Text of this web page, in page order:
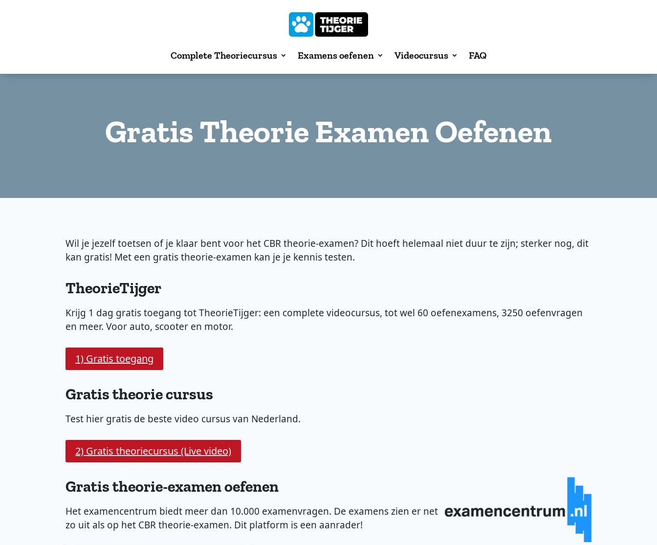
Complete Theoriecursus Examens oefenen Videocursus FAQ
Gratis Theorie Examen Oefenen
Wil je jezelf toetsen of je klaar bent voor het CBR theorie-examen? Dit hoeft helemaal niet duur te zijn; sterker nog, dit
kan gratis! Met een gratis theorie-examen kan je je kennis testen.
TheorieTijger
Krijg 1 dag gratis toegang tot TheorieTijger: een complete videocursus, tot wel 60 oefenexamens, 3250 oefenvragen
en meer. Voor auto, scooter en motor.
1) Gratis toegang
Gratis theorie cursus
Test hier gratis de beste video cursus van Nederland.
2) Gratis theoriecursus (Live video)
Gratis theorie-examen oefenen
Het examencentrum biedt meer dan 10.000 examenvragen. De examens zien er net
zo uit als op het CBR theorie-examen. Dit platform is een aanrader!